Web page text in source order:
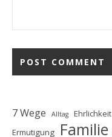
7 Wege Alltag Ehrlichkeit
Ermutigung
Familie